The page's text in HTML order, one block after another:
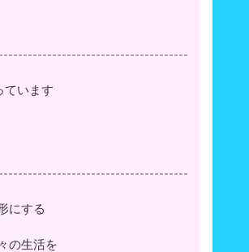
ています
にする
の生活を